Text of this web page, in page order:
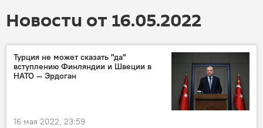
Новости от 16.05.2022
Турция не может сказать "да"
вступлению Финляндии и Швеции в
НАТО — Эрдоган
16 мая 2022, 23:59